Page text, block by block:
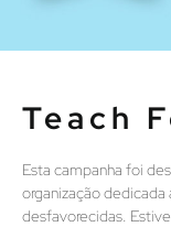
Teach
Esta campanha foi
organização
desfavorecidas.